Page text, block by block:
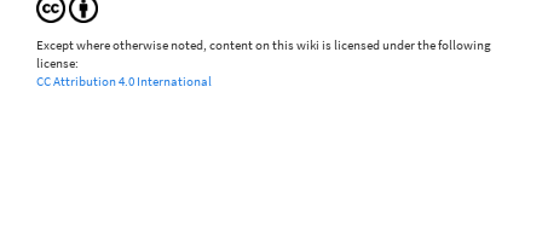
Except where otherwise noted, content on this wiki is licensed under the following
license:
CC Attribution 4.0 International